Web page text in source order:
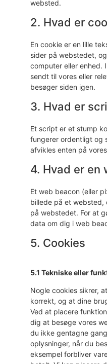
websted.
2. Hvad er
En cookie er en lille
sider på webstedet,
computer eller enhed.
sendt til vores eller
besøger siden igen.
3. Hvad er
Et script er et stump
fungerer ordentligt og
afvikles enten på
4. Hvad er en
Et web beacon (eller
billede på et
på webstedet. For at
data om dig i web
5. Cookies
5.1 Tekniske eller
Nogle cookies sikrer,
korrekt, og at dine
Ved at placere
dig at besøge vores
du ikke gentagne
oplysninger, når du
eksempel forbliver